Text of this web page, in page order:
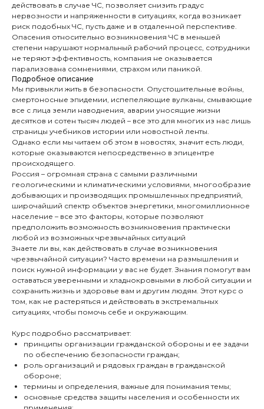
действовать в случае ЧС, позволяет снизить градус
нервозности и напряженности в ситуациях, когда возникает
риск подобных ЧС, пусть даже и в отдаленной перспективе.
Опасения относительно возникновения ЧС в меньшей
степени нарушают нормальный рабочий процесс, сотрудники
не теряют эффективность, компания не оказывается
парализована сомнениями, страхом или паникой.
Подробное описание
Мы привыкли жить в безопасности. Опустошительные войны,
смертоносные эпидемии, испепеляющие вулканы, смывающие
все с лица земли наводнения, аварии уносящие жизни
десятков и сотен тысяч людей – все это для многих из нас лишь
страницы учебников истории или новостной ленты.
Однако если мы читаем об этом в новостях, значит есть люди,
которые оказываются непосредственно в эпицентре
происходящего.
Россия – огромная страна с самыми различными
геологическими и климатическими условиями, многообразие
добывающих и производящих промышленных предприятий,
широчайший спектр объектов энергетики, многомиллионное
население – все это факторы, которые позволяют
предположить возможность возникновения практически
любой из возможных чрезвычайных ситуаций
Знаете ли вы, как действовать в случае возникновения
чрезвычайной ситуации? Часто времени на размышления и
поиск нужной информации у вас не будет. Знания помогут вам
оставаться уверенными и хладнокровными в любой ситуации и
сохранить жизнь и здоровье вам и другим людям. Этот курс о
том, как не растеряться и действовать в экстремальных
ситуациях, чтобы помочь себе и окружающим.
Курс подробно рассматривает:
принципы организации гражданской обороны и ее задачи
по обеспечению безопасности граждан;
роль организаций и рядовых граждан в гражданской
обороне;
термины и определения, важные для понимания темы;
основные средства защиты населения и особенности их